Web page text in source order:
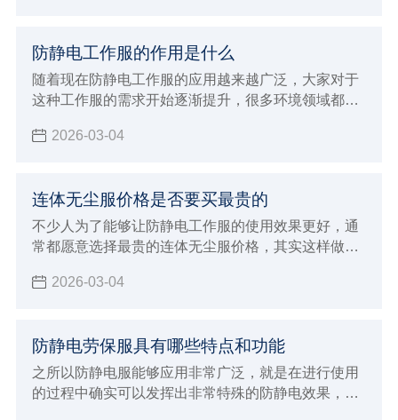
介绍一下，进行购买全能擦拭布过程中如何避免上当
受骗？该注意哪些非常重要的原则和标准呢。
防静电工作服的作用是什么
随着现在防静电工作服的应用越来越广泛，大家对于
这种工作服的需求开始逐渐提升，很多环境领域都需
防静电效果，例如生产加工食品以及药品的行业，还
2026-03-04
连体无尘服价格是否要买最贵的
不少人为了能够让防静电工作服的使用效果更好，通
常都愿意选择最贵的连体无尘服价格，其实这样做的
2026-03-04
防静电劳保服具有哪些特点和功能
之所以防静电服能够应用非常广泛，就是在进行使用
的过程中确实可以发挥出非常特殊的防静电效果，对